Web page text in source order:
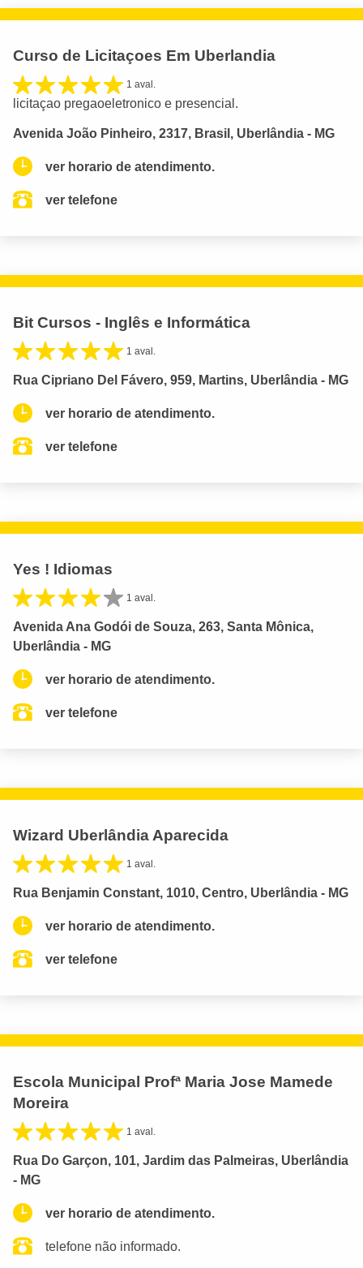
Curso de Licitaçoes Em Uberlandia
1 aval.
licitaçao pregaoeletronico e presencial.
Avenida João Pinheiro, 2317, Brasil, Uberlândia - MG
ver horario de atendimento.
ver telefone
Bit Cursos - Inglês e Informática
1 aval.
Rua Cipriano Del Fávero, 959, Martins, Uberlândia - MG
ver horario de atendimento.
ver telefone
Yes ! Idiomas
1 aval.
Avenida Ana Godói de Souza, 263, Santa Mônica,
Uberlândia - MG
ver horario de atendimento.
ver telefone
Wizard Uberlândia Aparecida
1 aval.
Rua Benjamin Constant, 1010, Centro, Uberlândia - MG
ver horario de atendimento.
ver telefone
Escola Municipal Profª Maria Jose Mamede
Moreira
1 aval.
Rua Do Garçon, 101, Jardim das Palmeiras, Uberlândia
- MG
ver horario de atendimento.
telefone não informado.